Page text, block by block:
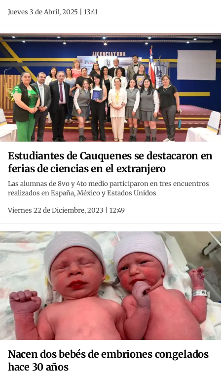
Jueves 3 de Abril, 2025 | 13:41
Estudiantes de Cauquenes se destacaron en
ferias de ciencias en el extranjero
Las alumnas de 8vo y 4to medio participaron en tres encuentros
realizados en España, México y Estados Unidos
Viernes 22 de Diciembre, 2023 | 12:49
Nacen dos bebés de embriones congelados
hace 30 años